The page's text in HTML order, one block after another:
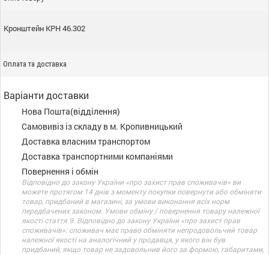
Кронштейн КРН 46.302
Оплата та доставка
Варіанти доставки
Нова Пошта(відділення)
Самовивіз із складу в м. Кропивницький
Доставка власним транспортом
Доставка транспортними компаніями
Повернення і обмін
Відповідно до закону України «про захист прав споживачів» ви
можете протягом 14 днів з моменту покупки повернути або обміняти
товар, придбаний в магазині, за умови виконання всіх норм
передбачених законом. Умови обміну / повернення товару належної
якості стаття 9. Відповідно до закону України «про захист прав
споживачів»: споживач має право обміняти непродовольчий товар
належної якості на аналогічний у продавця, у якого він був
придбаний, якщо товар не задовольнив його за формою, габаритами,